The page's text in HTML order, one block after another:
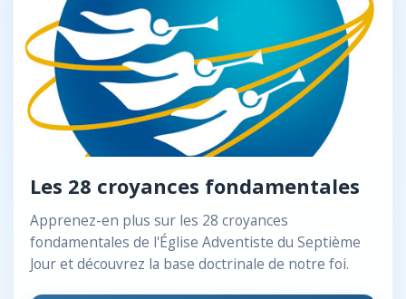
Les 28 croyances fondamentales
Apprenez-en plus sur les 28 croyances
fondamentales de l'Église Adventiste du Septième
Jour et découvrez la base doctrinale de notre foi.